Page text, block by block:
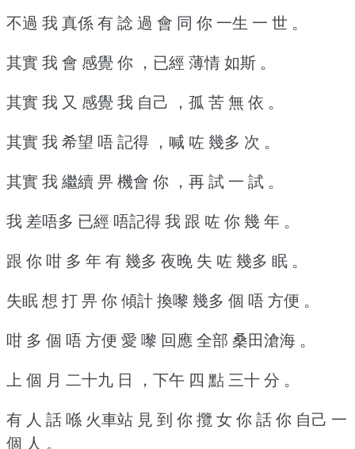
不過 我 真係 有 諗 過 會 同 你 一生 一 世 。
其實 我 會 感覺 你 ，已經 薄情 如斯 。
其實 我 又 感覺 我 自己 ，孤 苦 無 依 。
其實 我 希望 唔 記得 ，喊 咗 幾多 次 。
其實 我 繼續 畀 機會 你 ，再 試 一 試 。
我 差唔多 已經 唔記得 我 跟 咗 你 幾 年 。
跟 你 咁 多 年 有 幾多 夜晚 失 咗 幾多 眠 。
失眠 想 打 畀 你 傾計 換嚟 幾多 個 唔 方便 。
咁 多 個 唔 方便 愛 嚟 回應 全部 桑田滄海 。
上 個 月 二十九 日 ，下午 四 點 三十 分 。
有 人 話 喺 火車站 見 到 你 攬 女 你 話 你 自己 一
個 人 。